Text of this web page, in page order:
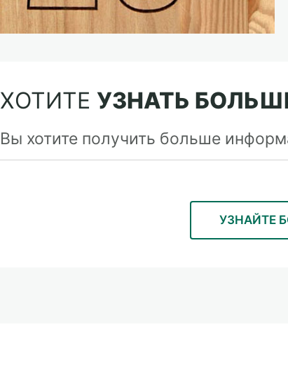
ХОТИТЕ УЗНАТЬ
Вы хотите получить больше
УЗНАЙТЕ